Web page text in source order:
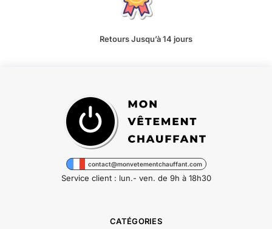
Retours Jusqu’à 14 jours
contact@monvetementchauffant.com
Service client : lun.- ven. de 9h à 18h30
CATÉGORIES